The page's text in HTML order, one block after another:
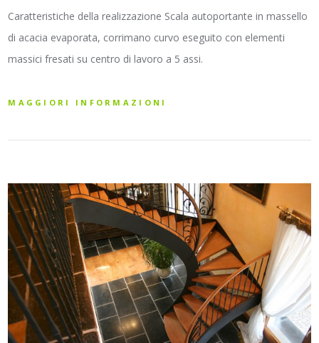
Caratteristiche della realizzazione Scala autoportante in massello
di acacia evaporata, corrimano curvo eseguito con elementi
massici fresati su centro di lavoro a 5 assi.
MAGGIORI INFORMAZIONI